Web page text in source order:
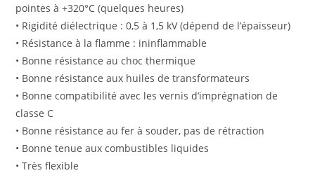
pointes à +320°C (quelques heures)
• Rigidité diélectrique : 0,5 à 1,5 kV (dépend de l’épaisseur)
• Résistance à la flamme : ininflammable
• Bonne résistance au choc thermique
• Bonne résistance aux huiles de transformateurs
• Bonne compatibilité avec les vernis d’imprégnation de
classe C
• Bonne résistance au fer à souder, pas de rétraction
• Bonne tenue aux combustibles liquides
• Très flexible